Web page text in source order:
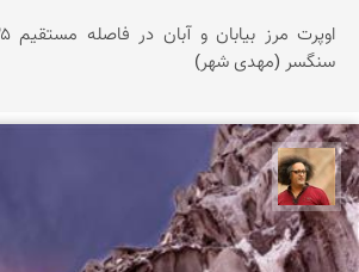
سنگسر (مهدی شهر)
مصطفی ربیعی بهشتی